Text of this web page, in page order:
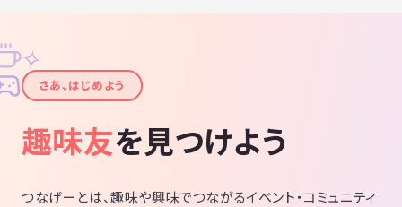
✦
✧
さあ、はじめよう
趣味友を見つけよう
つなげーとは、趣味や興味でつながるイベント・コミュニティ